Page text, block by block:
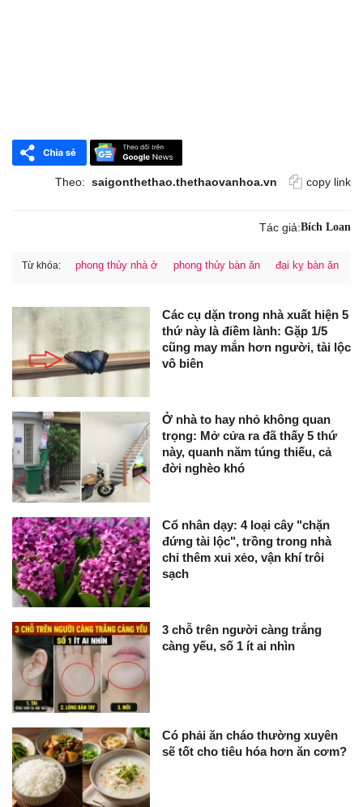
Theo: saigonthethao.thethaovanhoa.vn copy link
Tác giả:Bích Loan
Từ khóa: phong thủy nhà ở phong thủy bàn ăn đại kỵ bàn ăn
Các cụ dặn trong nhà xuất hiện 5
thứ này là điềm lành: Gặp 1/5
cũng may mắn hơn người, tài lộc
vô biên
Ở nhà to hay nhỏ không quan
trọng: Mở cửa ra đã thấy 5 thứ
này, quanh năm túng thiếu, cả
đời nghèo khó
Cổ nhân dạy: 4 loại cây "chặn
đứng tài lộc", trồng trong nhà
chỉ thêm xui xẻo, vận khí trôi
sạch
3 chỗ trên người càng trắng
càng yếu, số 1 ít ai nhìn
Có phải ăn cháo thường xuyên
sẽ tốt cho tiêu hóa hơn ăn cơm?